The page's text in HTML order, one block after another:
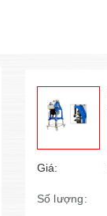
Giá:
Số lượng: